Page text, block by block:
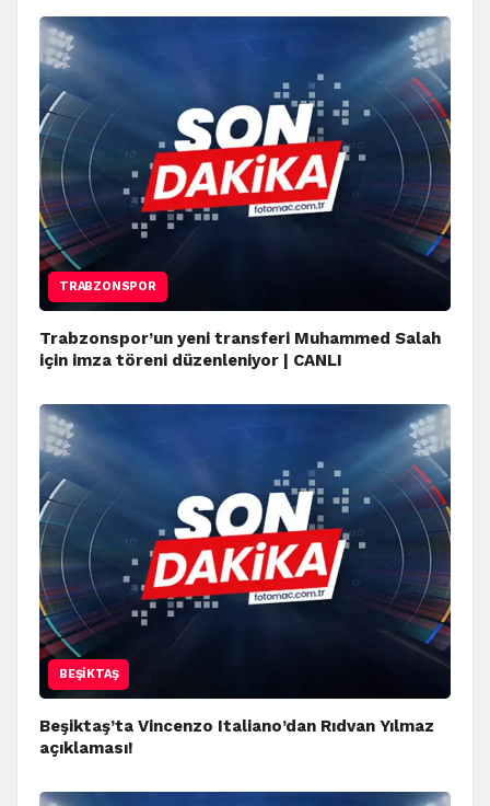
TRABZONSPOR
Trabzonspor’un yeni transferi Muhammed Salah
için imza töreni düzenleniyor | CANLI
BEŞIKTAŞ
Beşiktaş’ta Vincenzo Italiano’dan Rıdvan Yılmaz
açıklaması!